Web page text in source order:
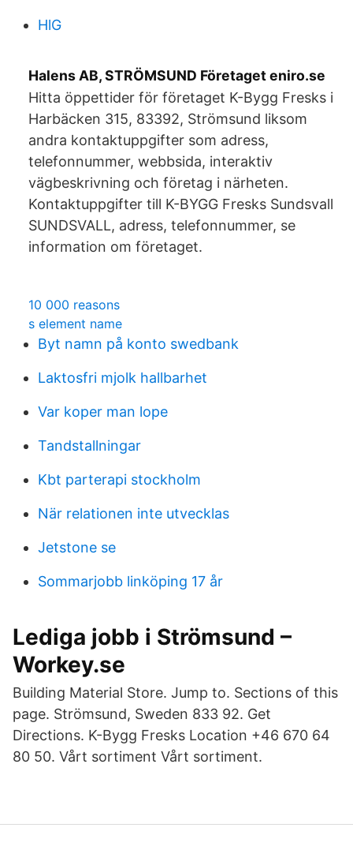
HlG
Halens AB, STRÖMSUND Företaget eniro.se
Hitta öppettider för företaget K-Bygg Fresks i
Harbäcken 315, 83392, Strömsund liksom
andra kontaktuppgifter som adress,
telefonnummer, webbsida, interaktiv
vägbeskrivning och företag i närheten.
Kontaktuppgifter till K-BYGG Fresks Sundsvall
SUNDSVALL, adress, telefonnummer, se
information om företaget.
10 000 reasons
s element name
Byt namn på konto swedbank
Laktosfri mjolk hallbarhet
Var koper man lope
Tandstallningar
Kbt parterapi stockholm
När relationen inte utvecklas
Jetstone se
Sommarjobb linköping 17 år
Lediga jobb i Strömsund –
Workey.se
Building Material Store. Jump to. Sections of this
page. Strömsund, Sweden 833 92. Get
Directions. K-Bygg Fresks Location +46 670 64
80 50. Vårt sortiment Vårt sortiment.